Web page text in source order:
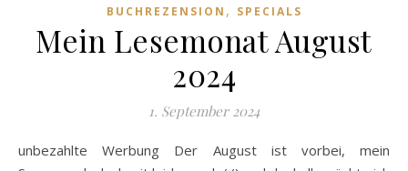
BUCHREZENSION , SPECIALS
Mein Lesemonat August
2024
1. September 2024
unbezahlte Werbung Der August ist vorbei, mein